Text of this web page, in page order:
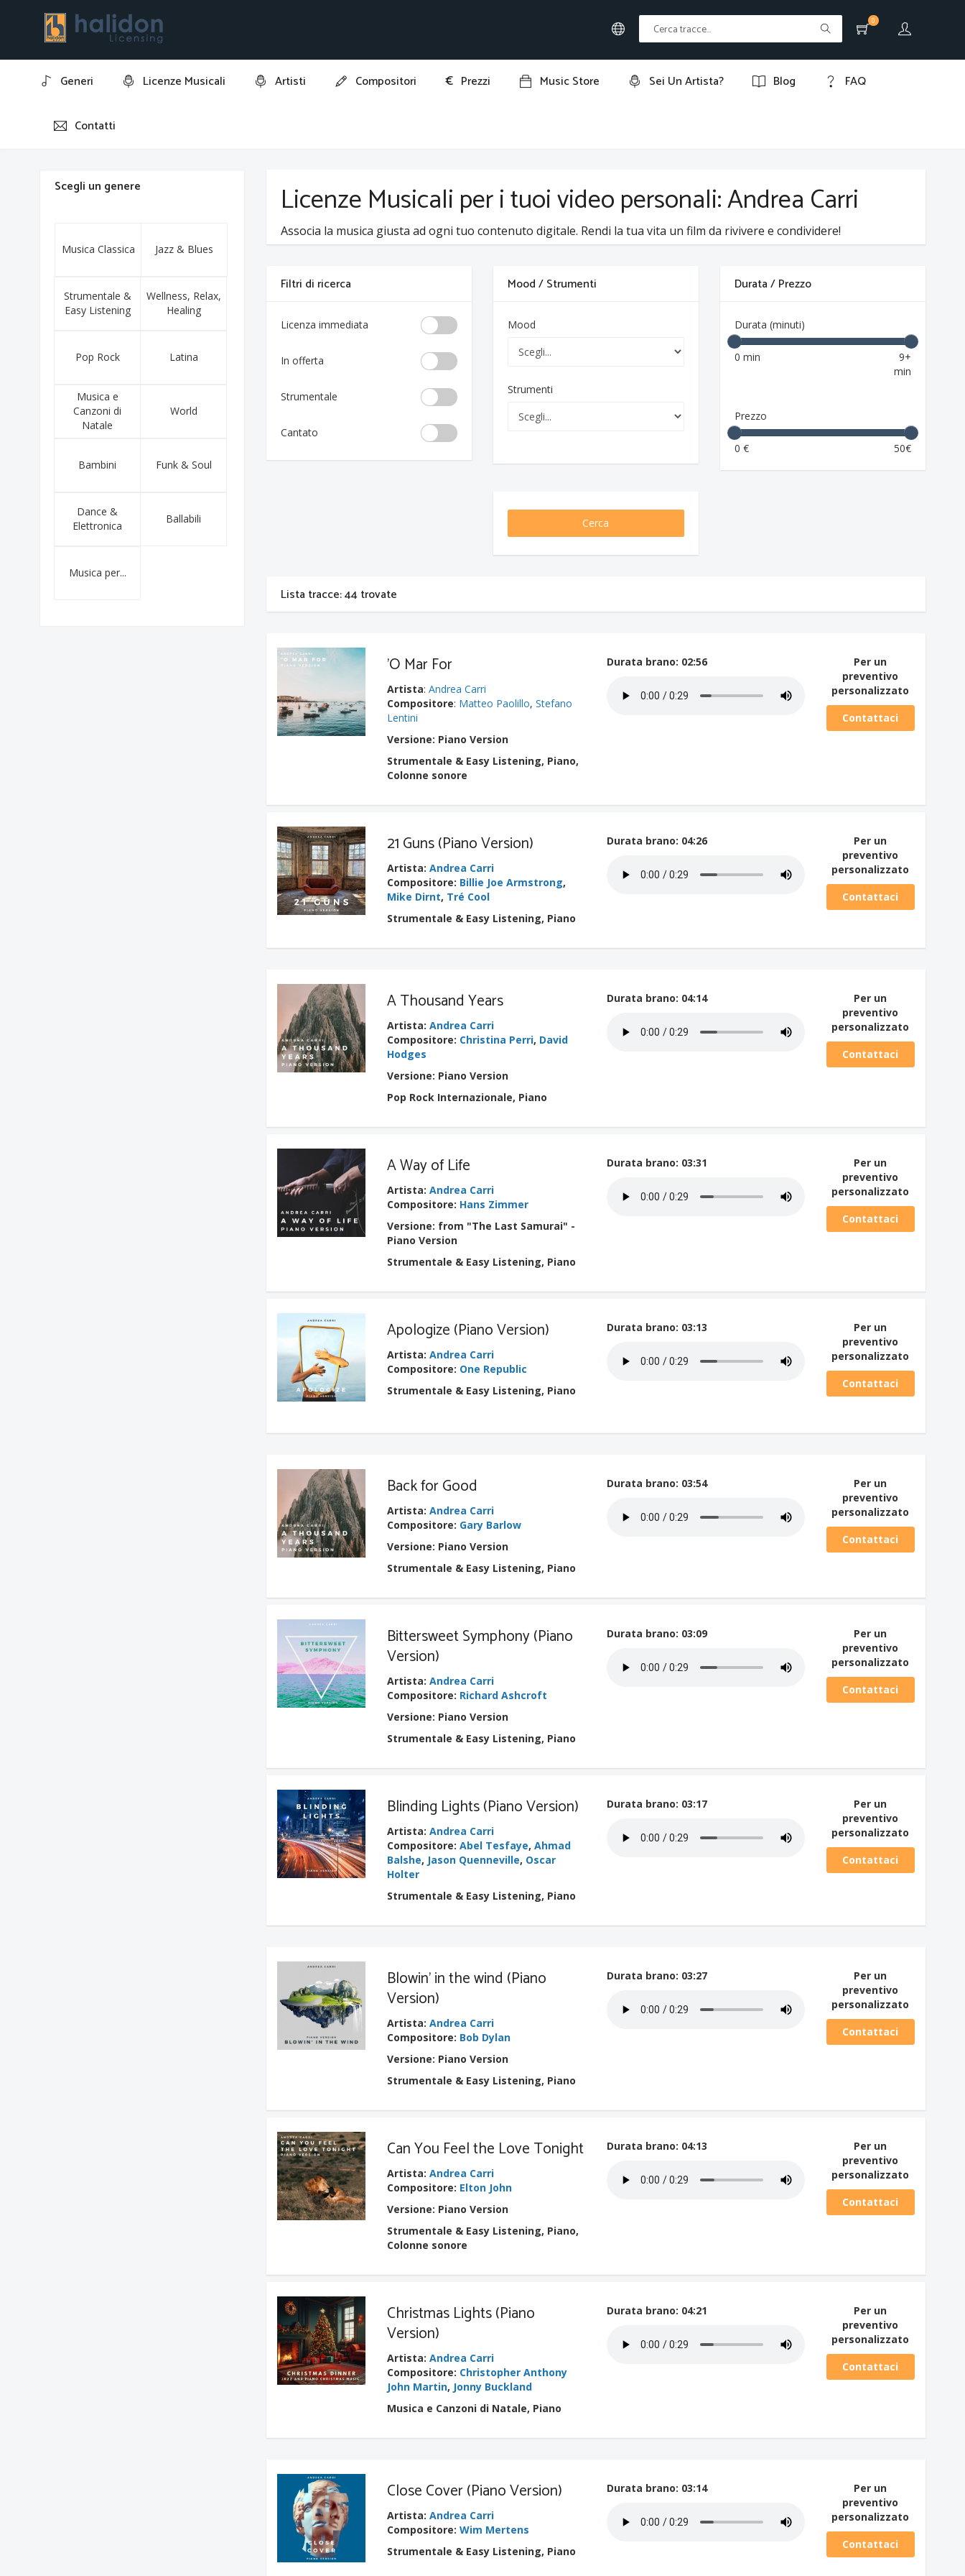
0
Generi Licenze Musicali Artisti Compositori € Prezzi Music Store Sei Un Artista? Blog FAQ
Contatti
Home Andrea Carri
Scegli un genere
Musica Classica Jazz & Blues
Strumentale &
Easy Listening
Wellness, Relax,
Healing
Pop Rock Latina
Musica e
Canzoni di
Natale
World
Bambini Funk & Soul
Dance &
Elettronica
Ballabili
Musica per...
Licenze Musicali per i tuoi video personali: Andrea Carri
Associa la musica giusta ad ogni tuo contenuto digitale. Rendi la tua vita un film da rivivere e condividere!
Filtri di ricerca
Licenza immediata
In offerta
Strumentale
Cantato
Mood / Strumenti
Mood
Strumenti
Durata / Prezzo
Durata (minuti)
0 min
9+
min
Prezzo
0 € 50€
Cerca
Lista tracce: 44 trovate
'O Mar For
Artista:Andrea Carri
Compositore: Matteo Paolillo,Stefano
Lentini
Versione: Piano Version
Strumentale & Easy Listening, Piano,
Colonne sonore
Durata brano: 02:56
Per un
preventivo
personalizzato
Contattaci
21 Guns (Piano Version)
Artista:Andrea Carri
Compositore: Billie Joe Armstrong,
Mike Dirnt, Tré Cool
Strumentale & Easy Listening, Piano
Durata brano: 04:26
Per un
preventivo
personalizzato
Contattaci
A Thousand Years
Artista:Andrea Carri
Compositore: Christina Perri, David
Hodges
Versione: Piano Version
Pop Rock Internazionale, Piano
Durata brano: 04:14
Per un
preventivo
personalizzato
Contattaci
A Way of Life
Artista:Andrea Carri
Compositore: Hans Zimmer
Versione: from "The Last Samurai" -
Piano Version
Strumentale & Easy Listening, Piano
Durata brano: 03:31
Per un
preventivo
personalizzato
Contattaci
Apologize (Piano Version)
Artista:Andrea Carri
Compositore: One Republic
Strumentale & Easy Listening, Piano
Durata brano: 03:13
Per un
preventivo
personalizzato
Contattaci
Back for Good
Artista:Andrea Carri
Compositore: Gary Barlow
Versione: Piano Version
Strumentale & Easy Listening, Piano
Durata brano: 03:54
Per un
preventivo
personalizzato
Contattaci
Bittersweet Symphony (Piano
Version)
Artista:Andrea Carri
Compositore: Richard Ashcroft
Versione: Piano Version
Strumentale & Easy Listening, Piano
Durata brano: 03:09
Per un
preventivo
personalizzato
Contattaci
Blinding Lights (Piano Version)
Artista:Andrea Carri
Compositore:Abel Tesfaye,Ahmad
Balshe, Jason Quenneville, Oscar
Holter
Strumentale & Easy Listening, Piano
Durata brano: 03:17
Per un
preventivo
personalizzato
Contattaci
Blowin' in the wind (Piano
Version)
Artista:Andrea Carri
Compositore: Bob Dylan
Versione: Piano Version
Strumentale & Easy Listening, Piano
Durata brano: 03:27
Per un
preventivo
personalizzato
Contattaci
Can You Feel the Love Tonight
Artista:Andrea Carri
Compositore: Elton John
Versione: Piano Version
Strumentale & Easy Listening, Piano,
Colonne sonore
Durata brano: 04:13
Per un
preventivo
personalizzato
Contattaci
Christmas Lights (Piano
Version)
Artista:Andrea Carri
Compositore: Christopher Anthony
John Martin, Jonny Buckland
Musica e Canzoni di Natale, Piano
Durata brano: 04:21
Per un
preventivo
personalizzato
Contattaci
Close Cover (Piano Version)
Artista:Andrea Carri
Compositore:Wim Mertens
Strumentale & Easy Listening, Piano
Durata brano: 03:14
Per un
preventivo
personalizzato
Contattaci